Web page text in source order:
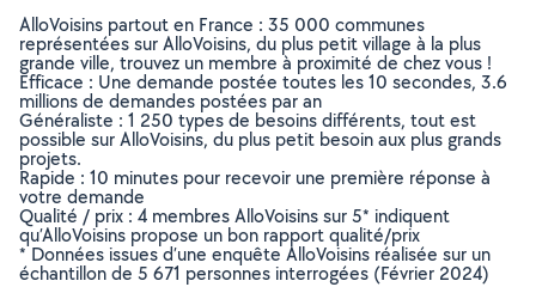
AlloVoisins partout en France : 35 000 communes
représentées sur AlloVoisins, du plus petit village à la plus
grande ville, trouvez un membre à proximité de chez vous !
Efficace : Une demande postée toutes les 10 secondes, 3.6
millions de demandes postées par an
Généraliste : 1 250 types de besoins différents, tout est
possible sur AlloVoisins, du plus petit besoin aux plus grands
projets.
Rapide : 10 minutes pour recevoir une première réponse à
votre demande
Qualité / prix : 4 membres AlloVoisins sur 5* indiquent
qu’AlloVoisins propose un bon rapport qualité/prix
* Données issues d’une enquête AlloVoisins réalisée sur un
échantillon de 5 671 personnes interrogées (Février 2024)